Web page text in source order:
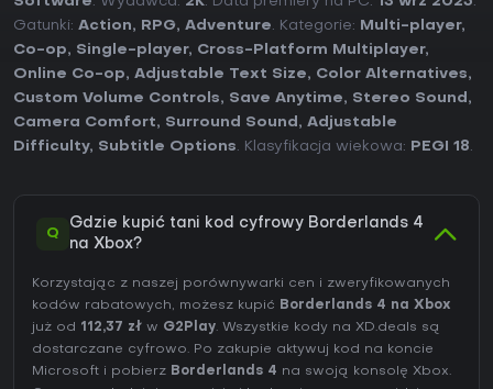
Gatunki: Action, RPG, Adventure. Kategorie: Multi-player,
Co-op, Single-player, Cross-Platform Multiplayer,
Online Co-op, Adjustable Text Size, Color Alternatives,
Custom Volume Controls, Save Anytime, Stereo Sound ,
Camera Comfort, Surround Sound , Adjustable
Difficulty, Subtitle Options. Klasyfikacja wiekowa: PEGI 18.
Q
Gdzie kupić tani kod cyfrowy Borderlands 4
na Xbox?
Korzystając z naszej porównywarki cen i zweryfikowanych
kodów rabatowych, możesz kupić Borderlands 4 na Xbox
już od 112,37 zł w G2Play. Wszystkie kody na XD.deals są
dostarczane cyfrowo. Po zakupie aktywuj kod na koncie
Microsoft i pobierz Borderlands 4 na swoją konsolę Xbox.